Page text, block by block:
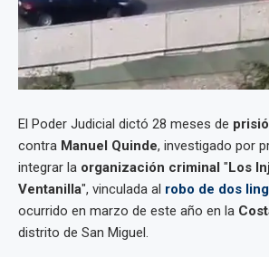
El Poder Judicial dictó 28 meses de
contra Manuel Quinde, investigado por
integrar la organización criminal "Los
Ventanilla", vinculada al robo de dos
ocurrido en marzo de este año en la
distrito de San Miguel.